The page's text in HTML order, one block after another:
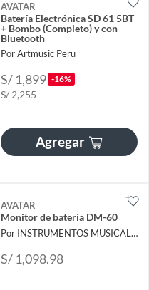
AVATAR
Batería Electrónica SD 61 5BT
+ Bombo (Completo) y con
Bluetooth
Por Artmusic Peru
S/ 1,899 -16%
S/ 2,255
Agregar
AVATAR
Monitor de batería DM-60
Por INSTRUMENTOS MUSICALES AYMARA
S/ 1,098.98